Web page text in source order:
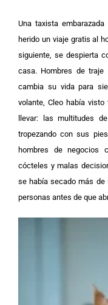
Una taxista
herido un viaje gratis al
siguiente, se despierta
casa. Hombres de
cambia su vida para
volante, Cleo había
llevar: las multitudes
tropezando con sus
hombres de negocios
cócteles y malas
se había secado más de
personas antes de que